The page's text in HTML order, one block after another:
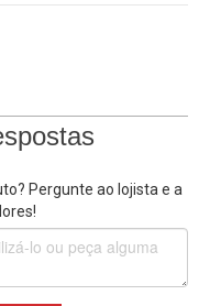
Pergunte ao lojista e a